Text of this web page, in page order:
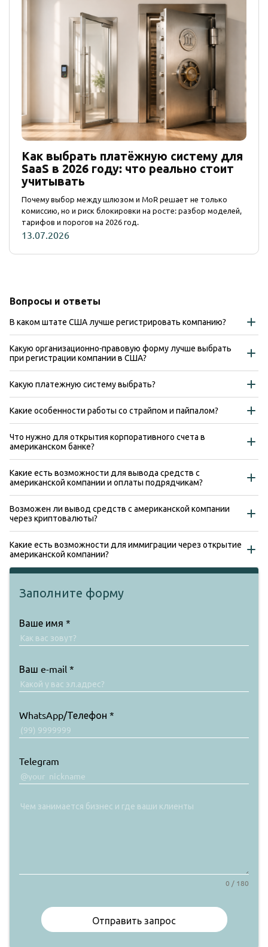
Как выбрать платёжную систему для
SaaS в 2026 году: что реально стоит
учитывать
Почему выбор между шлюзом и MoR решает не только
комиссию, но и риск блокировки на росте: разбор моделей,
тарифов и порогов на 2026 год.
13.07.2026
Вопросы и ответы
В каком штате США лучше регистрировать компанию?
Какую организационно-правовую форму лучше выбрать
при регистрации компании в США?
Какую платежную систему выбрать?
Какие особенности работы со страйпом и пайпалом?
Что нужно для открытия корпоративного счета в
американском банке?
Какие есть возможности для вывода средств с
американской компании и оплаты подрядчикам?
Возможен ли вывод средств с американской компании
через криптовалюты?
Какие есть возможности для иммиграции через открытие
американской компании?
Заполните форму
Ваше имя *
Ваш e-mail *
WhatsApp/Телефон *
Telegram
0 / 180
Отправить запрос